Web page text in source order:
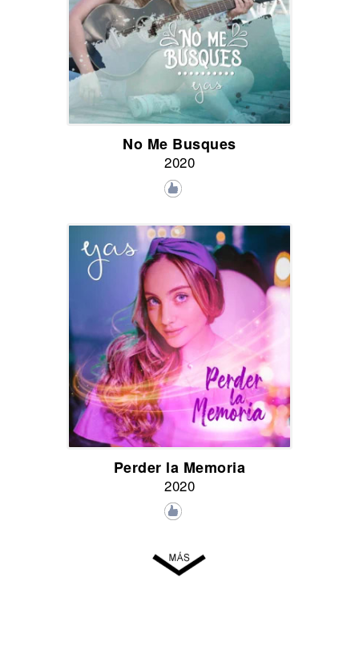
No Me Busques
2020
Perder la Memoria
2020